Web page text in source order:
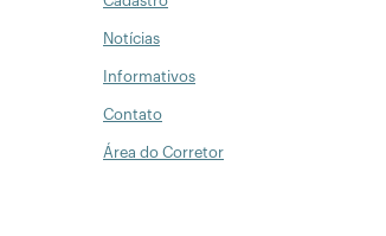
Notícias
Informativos
Contato
Área do Corretor